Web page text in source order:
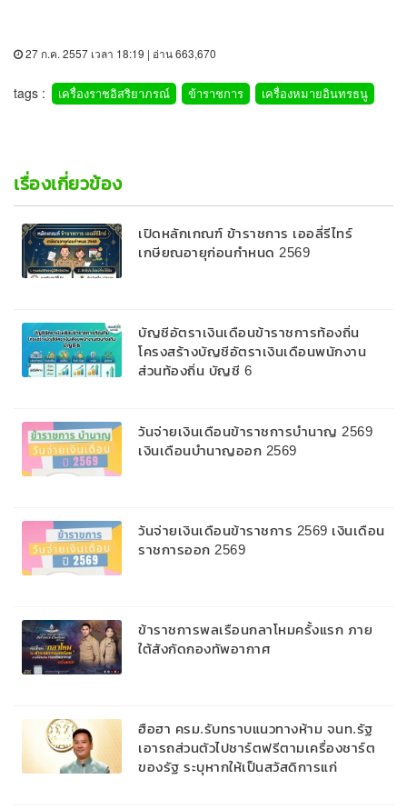
27 ก.ค. 2557 เวลา 18:19 | อ่าน 663,670
tags : เครื่องราชอิสริยาภรณ์ ข้าราชการ เครื่องหมายอินทรธนู
เรื่องเกี่ยวข้อง
เปิดหลักเกณฑ์ ข้าราชการ เออลี่รีไทร์
เกษียณอายุก่อนกำหนด 2569
บัญชีอัตราเงินเดือนข้าราชการท้องถิ่น
โครงสร้างบัญชีอัตราเงินเดือนพนักงาน
ส่วนท้องถิ่น บัญชี 6
วันจ่ายเงินเดือนข้าราชการบํานาญ 2569
เงินเดือนบำนาญออก 2569
วันจ่ายเงินเดือนข้าราชการ 2569 เงินเดือน
ราชการออก 2569
ข้าราชการพลเรือนกลาโหมครั้งแรก ภาย
ใต้สังกัดกองทัพอากาศ
ฮือฮา ครม.รับทราบแนวทางห้าม จนท.รัฐ
เอารถส่วนตัวไปชาร์ตฟรีตามเครื่องชาร์ต
ของรัฐ ระบุหากให้เป็นสวัสดิการแก่